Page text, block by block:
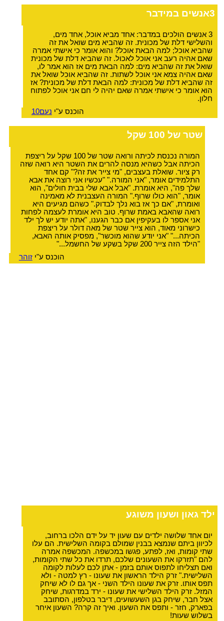
3אנשים במידבר
3 אנשים הולכים במדבר: אחד מביא אוכל, אחד מים,
והשלישי דלת של מכונית. זה שהביא מים שואל את זה
שהביא אוכל; למה הבאת אוכל? והוא אומר כי אישתי אמרה
שאם אהיה רעב אני אוכל לאכול. זה שהביא דלת של מכונית
שואל את זה שהביא מים: למה הבאת מים אז הוא אמר לו,
שאם אהיה צמא אני אוכל לשתות. זה שהביא אוכל שואל את
זה שהביא דלת של מכונית: למה הבאת דלת של מכונית? אז
הוא אומר כי אישתי אמרה שאם יהיה לי חם אני אוכל לפתוח
חלון.
הוכנס ע"י נעם10
שטר של 100 שקל
המורה נכנסת לכיתה ורואה שטר של 100 שקל על ריצפת
הכיתה אבל כשהיא מנסה להרים את השטר היא רואה שזה
רק ציור. שואלת בעצבים, "מי צייר את זה?" קם אחד
התלמידים אומר, "אני המורה." "עכשיו אני רוצה את אבא
שלך פה", היא אומרת. "אבל אבא שלי בבית חולים", הוא
אומר, "הוא כולו שרוף." המורה העצבנית לא מאמינה
ואומרת, "אם כך אז בוא נלך לבדוק." כשהם מגיעים היא
רואה שהאבא באמת שרוף. טוב היא אומרת לעצמה לפחות
אני אספר לו בעקיפין אם כבר הגענו, "אתה יודע יש לך ילד
כישרוני מאוד, הוא צייר שטר של מאה דולר על ריצפת
הכיתה..." "אני יודע שהוא מוכשר", מפסיק אותה האבא,
"הילד הזה צייר 200 שקל בשקע של החשמל..."
הוכנס ע"יזוהר
ילד גאון ושעון משוגע
יום אחד שלושה ילדים עם שעון יד על ידם הלכו ברחוב,
לכיוון ביתם שנמצא בבנין שמולם בקומה השלישית. הם עלו
שתי קומות, ואז, לפתע, פגשו במכשפה. המכשפה אמרה
להם "תזרקו את השעונים שלכם, תרדו את כל שתי הקומות,
ואם תצליחו לתפוס אותם בזמן - אתן לכם לעלות לקומה
השלישית." זרק הילד הראשון את שעונו - רץ למטה - ולא
תפס אותו. זרק את שעונו הילד השני - אך גם לו לא שיחק
המזל. זרק הילד השלישי את שעונו - ירד במדרגות, שיחק
אצל חבר, שיחק בגן השעשועים, דיבר בטלפון, הסתובב
בפארק, חזר - ותפס את השעון. ואיך זה קרה? השעון איחר
בשלוש שעות!